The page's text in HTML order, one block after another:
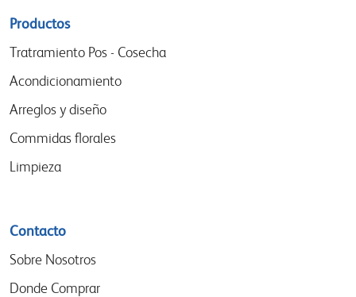
Sitemap
menu
Productos
Tratramiento Pos - Cosecha
Acondicionamiento
Arreglos y diseño
Commidas florales
Limpieza
Contacto
Sobre Nosotros
Donde Comprar